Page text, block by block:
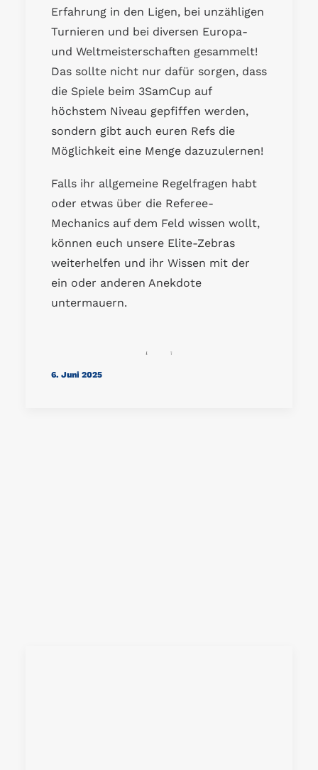
Erfahrung in den Ligen, bei unzähligen
Turnieren und bei diversen Europa-
und Weltmeisterschaften gesammelt!
Das sollte nicht nur dafür sorgen, dass
die Spiele beim 3SamCup auf
höchstem Niveau gepfiffen werden,
sondern gibt auch euren Refs die
Möglichkeit eine Menge dazuzulernen!
Falls ihr allgemeine Regelfragen habt
oder etwas über die Referee-
Mechanics auf dem Feld wissen wollt,
können euch unsere Elite-Zebras
weiterhelfen und ihr Wissen mit der
ein oder anderen Anekdote
untermauern.
6. Juni 2025